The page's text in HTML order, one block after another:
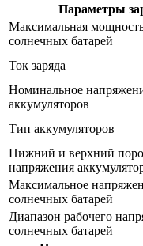
Параметры
Максимальная
солнечных батарей
Ток заряда
Номинальное
аккумуляторов
Тип аккумуляторов
Нижний и верхний
напряжения
Максимальное
солнечных батарей
Диапазон рабочего
солнечных батарей